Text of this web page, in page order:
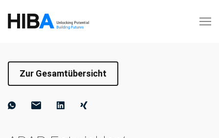
Zur Gesamtübersicht